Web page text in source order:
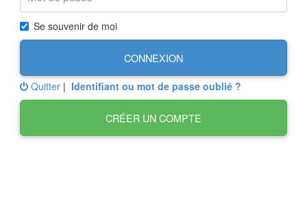
Se souvenir de moi
CONNEXION
Quitter | Identifiant ou mot de passe oublié ?
CRÉER UN COMPTE